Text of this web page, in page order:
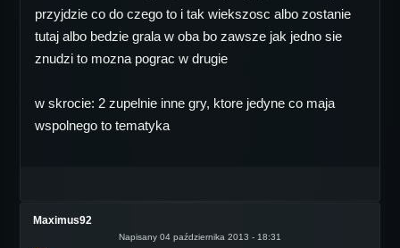
przyjdzie co do czego to i tak wiekszosc albo zostanie
tutaj albo bedzie grala w oba bo zawsze jak jedno sie
znudzi to mozna pograc w drugie
w skrocie: 2 zupelnie inne gry, ktore jedyne co maja
wspolnego to tematyka
Maximus92
Napisany 04 października 2013 - 18:31